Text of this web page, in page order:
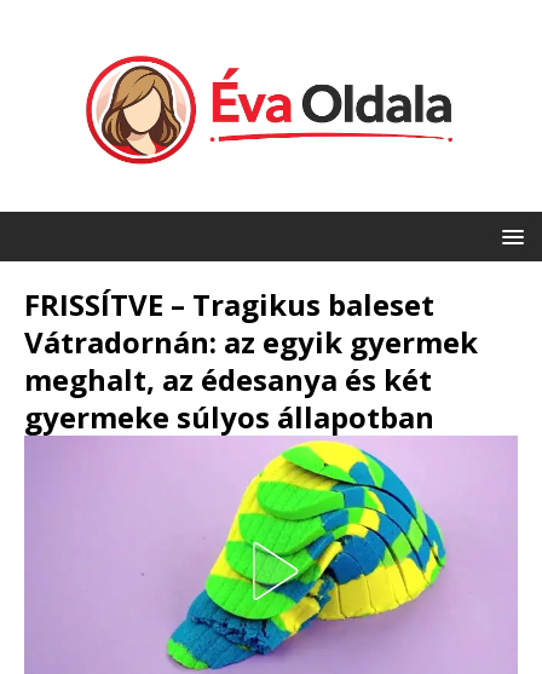
FRISSÍTVE – Tragikus baleset
Vátradornán: az egyik gyermek
meghalt, az édesanya és két
gyermeke súlyos állapotban